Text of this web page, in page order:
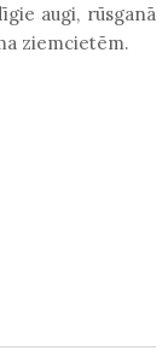
augi, rūsganā
ziemcietēm.